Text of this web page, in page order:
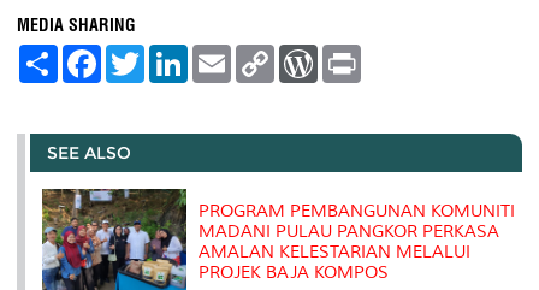
MEDIA SHARING
S
e
F
a
b
o
o
k
T
w
t
r
L
e
I
E
m
l
C
L
n
W
P
e
s
t
SEE ALSO
PROGRAM PEMBANGUNAN KOMUNITI
MADANI PULAU PANGKOR PERKASA
AMALAN KELESTARIAN MELALUI
PROJEK BAJA KOMPOS